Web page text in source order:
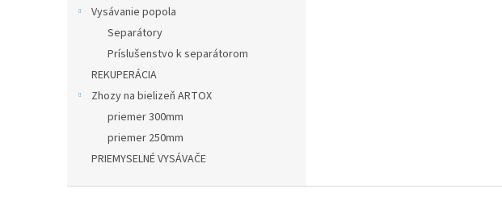
Vysávanie popola
Separátory
Príslušenstvo k separátorom
REKUPERÁCIA
Zhozy na bielizeň ARTOX
priemer 300mm
priemer 250mm
PRIEMYSELNÉ VYSÁVAČE